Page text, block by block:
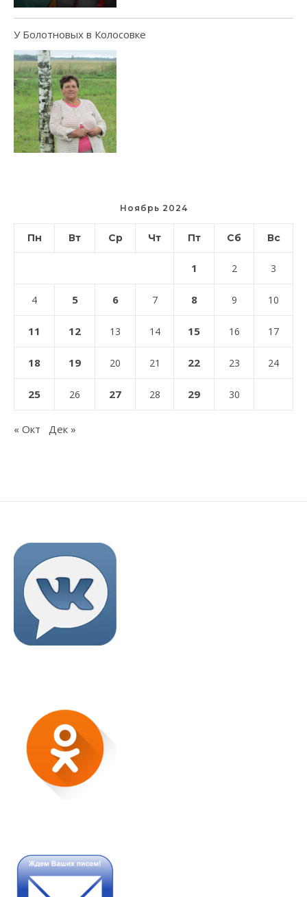
У Болотновых в Колосовке
Ноябрь 2024
Пн Вт Ср Чт Пт Сб Вс
1 2 3
4 5 6 7 8 9 10
11 12 13 14 15 16 17
18 19 20 21 22 23 24
25 26 27 28 29 30
« Окт Дек »